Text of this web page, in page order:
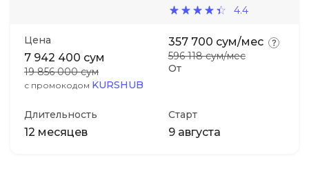
4.4
Цена
7 942 400 сум
19 856 000 сум
с промокодом KURSHUB
От
357 700 сум/мес
596 118 сум/мес
Длительность
12 месяцев
Старт
9 августа